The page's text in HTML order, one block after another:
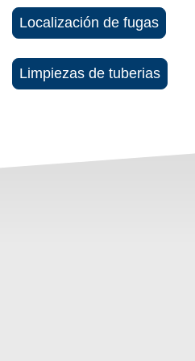
Localización de fugas
Limpiezas de tuberias